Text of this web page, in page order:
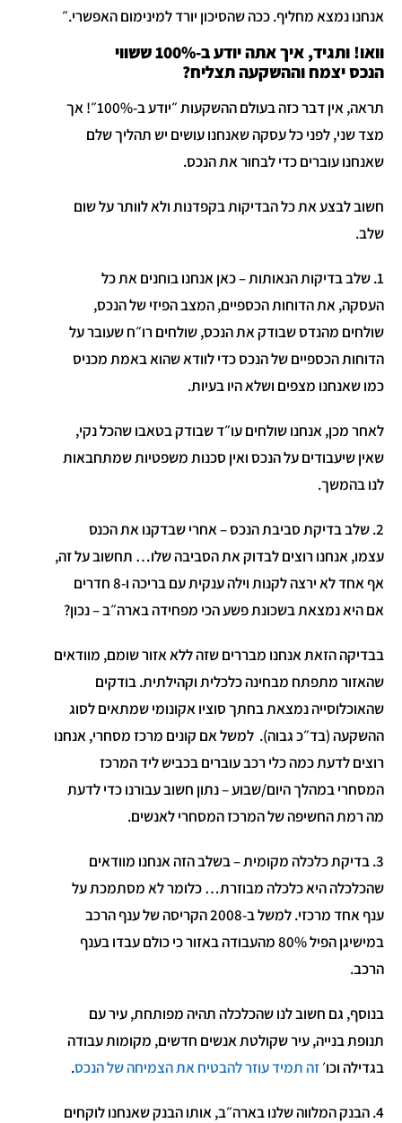
אנחנו נמצא מחליף. ככה שהסיכון יורד למינימום האפשרי.״
וואו! ותגיד, איך אתה יודע ב-100% ששווי
הנכס יצמח וההשקעה תצליח?
תראה, אין דבר כזה בעולם ההשקעות ״יודע ב-100%״! אך
מצד שני, לפני כל עסקה שאנחנו עושים יש תהליך שלם
שאנחנו עוברים כדי לבחור את הנכס.
חשוב לבצע את כל הבדיקות בקפדנות ולא לוותר על שום
שלב.
1. שלב בדיקות הנאותות – כאן אנחנו בוחנים את כל
העסקה, את הדוחות הכספיים, המצב הפיזי של הנכס,
שולחים מהנדס שבודק את הנכס, שולחים רו״ח שעובר על
הדוחות הכספיים של הנכס כדי לוודא שהוא באמת מכניס
כמו שאנחנו מצפים ושלא היו בעיות.
לאחר מכן, אנחנו שולחים עו״ד שבודק בטאבו שהכל נקי,
שאין שיעבודים על הנכס ואין סכנות משפטיות שמתחבאות
לנו בהמשך.
2. שלב בדיקת סביבת הנכס – אחרי שבדקנו את הכנס
עצמו, אנחנו רוצים לבדוק את הסביבה שלו… תחשוב על זה,
אף אחד לא ירצה לקנות וילה ענקית עם בריכה ו-8 חדרים
אם היא נמצאת בשכונת פשע הכי מפחידה בארה״ב – נכון?
בבדיקה הזאת אנחנו מבררים שזה ללא אזור שומם, מוודאים
שהאזור מתפתח מבחינה כלכלית וקהילתית. בודקים
שהאוכלוסייה נמצאת בחתך סוציו אקונומי שמתאים לסוג
ההשקעה (בד״כ גבוה). למשל אם קונים מרכז מסחרי, אנחנו
רוצים לדעת כמה כלי רכב עוברים בכביש ליד המרכז
המסחרי במהלך היום/שבוע – נתון חשוב עבורנו כדי לדעת
מה רמת החשיפה של המרכז המסחרי לאנשים.
3. בדיקת כלכלה מקומית – בשלב הזה אנחנו מוודאים
שהכלכלה היא כלכלה מבוזרת… כלומר לא מסתמכת על
ענף אחד מרכזי. למשל ב-2008 הקריסה של ענף הרכב
במישיגן הפיל 80% מהעבודה באזור כי כולם עבדו בענף
הרכב.
בנוסף, גם חשוב לנו שהכלכלה תהיה מפותחת, עיר עם
תנופת בנייה, עיר שקולטת אנשים חדשים, מקומות עבודה
בגדילה וכו׳זה תמיד עוזר להבטיח את הצמיחה של הנכס.
4. הבנק המלווה שלנו בארה״ב, אותו הבנק שאנחנו לוקחים